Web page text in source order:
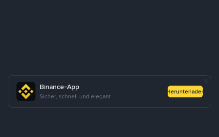
Binance-App
Sicher, schnell und elegant
Herunterladen